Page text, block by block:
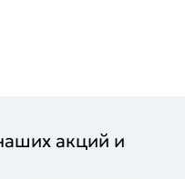
акций и